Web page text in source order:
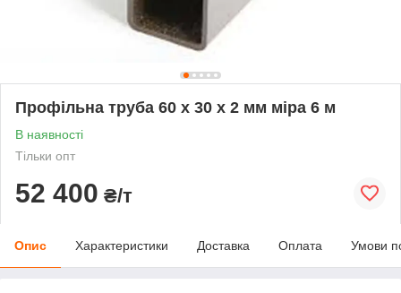
Профільна труба 60 х 30 х 2 мм міра 6 м
В наявності
Тільки опт
52 400 ₴/т
Опис Характеристики Доставка Оплата Умови